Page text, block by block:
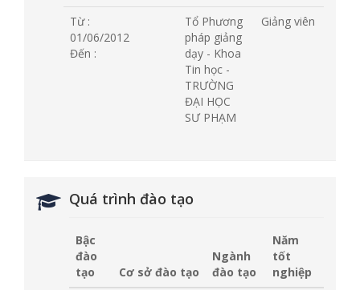
Từ :
01/06/2012
Đến :
Tổ Phương
pháp giảng
dạy - Khoa
Tin học -
TRƯỜNG
ĐẠI HỌC
SƯ PHẠM
Giảng viên
Quá trình đào tạo
Bậc
đào
tạo
Cơ sở đào tạo
Ngành
đào tạo
Năm
tốt
nghiệp